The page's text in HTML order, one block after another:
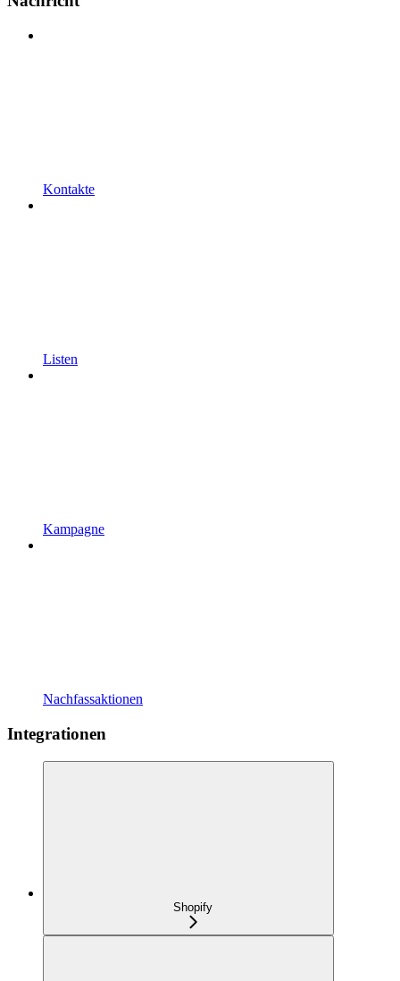
Kontakte
Listen
Kampagne
Nachfassaktionen
Integrationen
Shopify